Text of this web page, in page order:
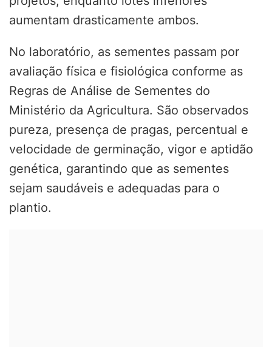
aumentam drasticamente ambos.
No laboratório, as sementes passam por
avaliação física e fisiológica conforme as
Regras de Análise de Sementes do
Ministério da Agricultura. São observados
pureza, presença de pragas, percentual e
velocidade de germinação, vigor e aptidão
genética, garantindo que as sementes
sejam saudáveis e adequadas para o
plantio.